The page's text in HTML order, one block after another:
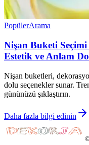
PopülerArama
Nişan Buketi
Estetik ve Anlam
Nişan buketleri,
dolu seçenekler sunar.
gününüzü şıklaştırın.
Daha fazla bilgi edinin